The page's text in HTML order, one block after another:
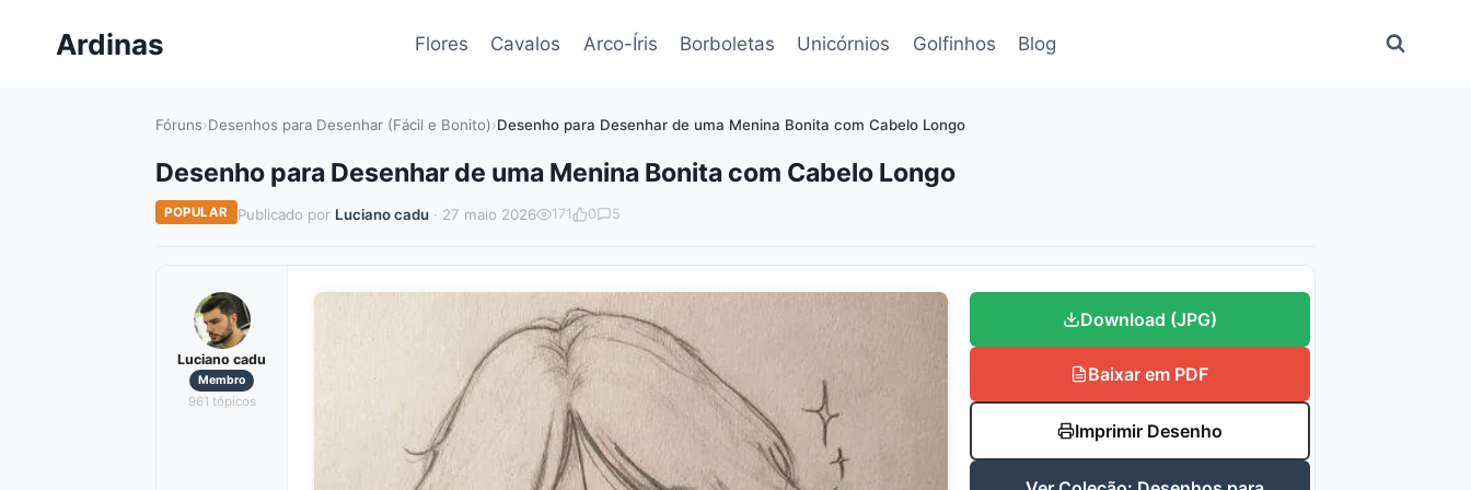
Ardinas Flores Cavalos Arco-Íris Borboletas Unicórnios Golfinhos Blog
Fóruns›Desenhos para Desenhar (Fácil e Bonito)›Desenho para Desenhar de uma Menina Bonita com Cabelo Longo
Desenho para Desenhar de uma Menina Bonita com Cabelo Longo
POPULAR Publicado por Luciano cadu· 27 maio 2026 171 0 5
Luciano cadu
Membro
961 tópicos
Download (JPG)
Baixar em PDF
Imprimir Desenho